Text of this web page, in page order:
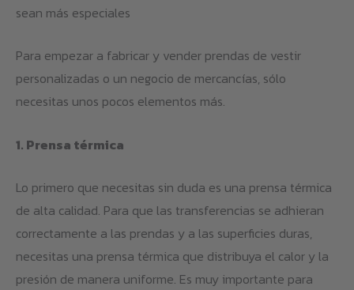
sean más especiales
Para empezar a fabricar y vender prendas de vestir
personalizadas o un negocio de mercancías, sólo
necesitas unos pocos elementos más.
1. Prensa térmica
Lo primero que necesitas sin duda es una prensa térmica
de alta calidad. Para que las transferencias se adhieran
correctamente a las prendas y a las superficies duras,
necesitas una prensa térmica que distribuya el calor y la
presión de manera uniforme. Es muy importante para